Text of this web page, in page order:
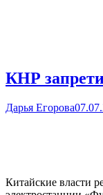
КНР
Дарья Егорова
Китайские власти